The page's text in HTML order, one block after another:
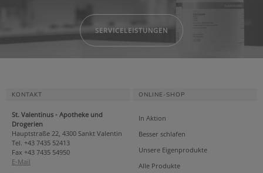
SERVICELEISTUNGEN
KONTAKT
St. Valentinus - Apotheke und
Drogerien
Hauptstraße 22, 4300 Sankt Valentin
Tel. +43 7435 52413
Fax +43 7435 54950
E-Mail
ONLINE-SHOP
In Aktion
Besser schlafen
Unsere Eigenprodukte
Alle Produkte